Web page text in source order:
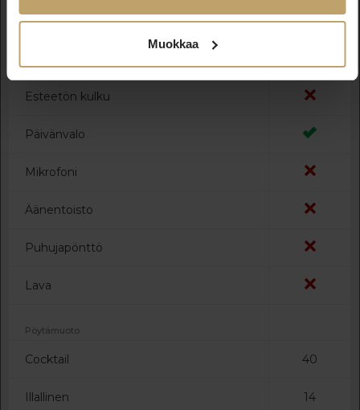
Muokkaa
Pohjapiirrokset & pöytämuodot 1
Yksityiskohdat
Esteetön kulku
Päivänvalo
Mikrofoni
Äänentoisto
Puhujapönttö
Lava
Pöytämuoto
Cocktail 40
Illallinen 14